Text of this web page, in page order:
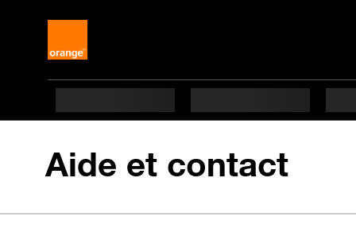
Aide et contact